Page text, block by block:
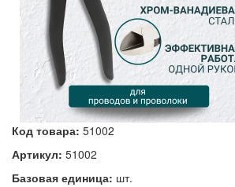
Код товара: 51002
Артикул: 51002
Базовая единица: шт.